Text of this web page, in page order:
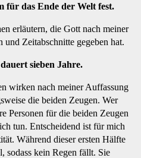
für das Ende der Welt fest.
erläutern, die Gott nach meiner
Zeitabschnitte gegeben hat.
sieben Jahre.
wirken nach meiner Auffassung
die beiden Zeugen. Wer
Personen für die beiden Zeugen
tun. Entscheidend ist für mich
Während dieser ersten Hälfte
sodass kein Regen fällt. Sie